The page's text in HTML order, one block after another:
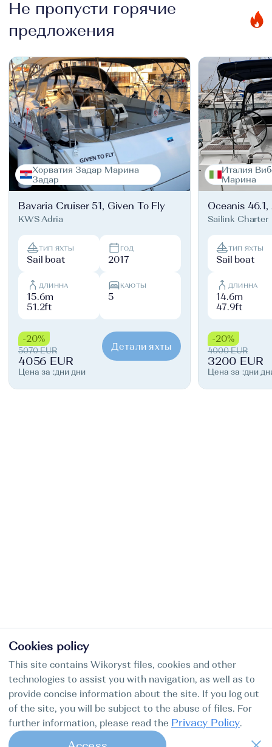
Не пропусти горячие
предложения
Хорватия Задар Марина
Задар
Bavaria Cruiser 51, Given To Fly
KWS Adria
ТИП ЯХТЫ
Sail boat
ГОД
2017
ДЛИННА
15.6m
51.2ft
КАЮТЫ
5
-20%
5070 EUR
4056 EUR
Цена за :дни дни
Детали яхты
Италия
Марина
Oceanis 46.1,
Sailink Charter
ТИП ЯХТЫ
Sail boat
ДЛИННА
14.6m
47.9ft
-20%
4000 EUR
3200 EUR
Цена за :дни
Cookies policy
This site contains Wikoryst files, cookies and other
technologies to assist you with navigation, as well as to
provide concise information about the site. If you log out
of the site, you will be subject to the abuse of files. For
further information, please read the Privacy Policy.